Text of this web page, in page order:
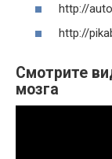
http://
http://
Смотрите
мозга